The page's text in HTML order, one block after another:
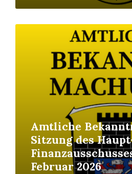
Amtliche
Sitzung des
Februar 2026
Read